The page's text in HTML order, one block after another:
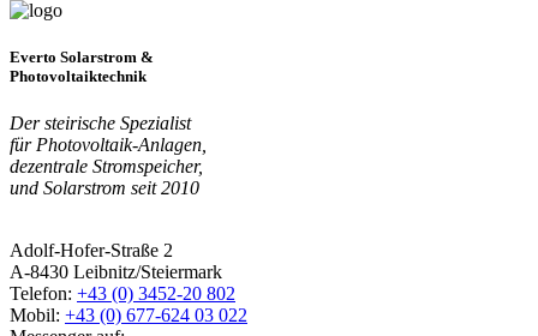
Everto Solarstrom &
Photovoltaiktechnik
Der steirische Spezialist
für Photovoltaik-Anlagen,
dezentrale Stromspeicher,
und Solarstrom seit 2010
Adolf-Hofer-Straße 2
A-8430 Leibnitz/Steiermark
Telefon: +43 (0) 3452-20 802
Mobil: +43 (0) 677-624 03 022